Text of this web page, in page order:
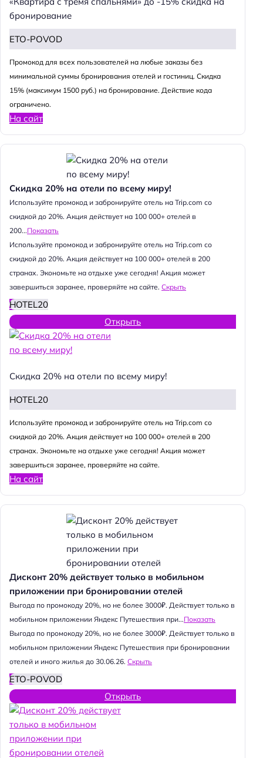
бронирование
ETO-POVOD
Промокод для всех пользователей на любые заказы без
минимальной суммы бронирования отелей и гостиниц. Скидка
15% (максимум 1500 руб.) на бронирование. Действие кода
ограничено.
На сайт
Скидка 20% на отели по всему миру!
Используйте промокод и забронируйте отель на Trip.com со
скидкой до 20%. Акция действует на 100 000+ отелей в
200...Показать
Используйте промокод и забронируйте отель на Trip.com со
скидкой до 20%. Акция действует на 100 000+ отелей в 200
странах. Экономьте на отдыхе уже сегодня! Акция может
завершиться заранее, проверяйте на сайте. Скрыть
HOTEL20
Открыть
Скидка 20% на отели по всему миру!
HOTEL20
Используйте промокод и забронируйте отель на Trip.com со
скидкой до 20%. Акция действует на 100 000+ отелей в 200
странах. Экономьте на отдыхе уже сегодня! Акция может
завершиться заранее, проверяйте на сайте.
На сайт
Дисконт 20% действует только в мобильном
приложении при бронировании отелей
Выгода по промокоду 20%, но не более 3000₽. Действует только в
мобильном приложении Яндекс Путешествия при...Показать
Выгода по промокоду 20%, но не более 3000₽. Действует только в
мобильном приложении Яндекс Путешествия при бронировании
отелей и иного жилья до 30.06.26. Скрыть
ETO-POVOD
Открыть